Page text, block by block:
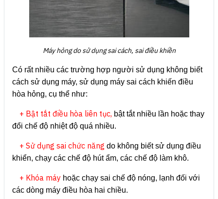
Máy hỏng do sử dụng sai cách, sai điều khiền
Có rất nhiều các trường hợp người sử dụng không biết
cách sử dụng máy, sử dụng máy sai cách khiến điều
hòa hỏng, cụ thể như:
+ Bật tắt điều hòa liên tục, bật tắt nhiều lần hoặc thay
đổi chế độ nhiệt độ quá nhiều.
+ Sử dụng sai chức năng do không biết sử dụng điều
khiển, chạy các chế độ hút ẩm, các chế độ làm khô.
+ Khóa máy hoặc chạy sai chế độ nóng, lạnh đối với
các dòng máy điều hòa hai chiều.